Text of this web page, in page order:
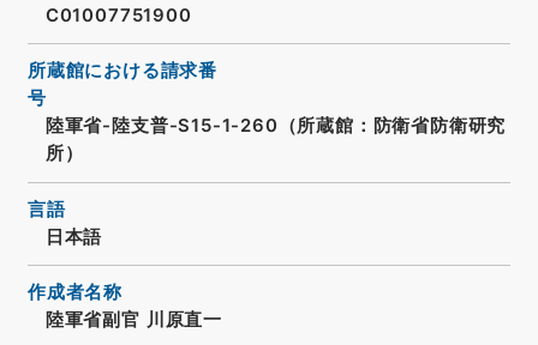
C01007751900
所蔵館における請求番
号
陸軍省-陸支普-S15-1-260（所蔵館：防衛省防衛研究
所）
言語
日本語
作成者名称
陸軍省副官 川原直一